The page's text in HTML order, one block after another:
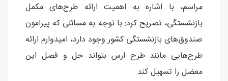
مراسم، با اشاره به اهمیت ارائه طرح‌های مکمل
بازنشستگی، تصریح کرد: با توجه به مسائلی که پیرامون
صندوق‌های بازنشستگی کشور وجود دارد، امیدوارم ارائه
طرح‌هایی مانند طرح ارس بتواند حل و فصل این
معضل را تسهیل کند.